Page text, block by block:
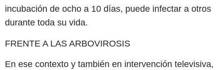
incubación de ocho a 10 días, puede infectar a otros
durante toda su vida.
FRENTE A LAS ARBOVIROSIS
En ese contexto y también en intervención televisiva,